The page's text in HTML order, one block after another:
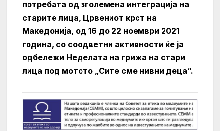
потребата од зголемена интеграција на
старите лица, Црвениот крст на
Македонија, од 16 до 22 ноември 2021
година, со соодветни активности ќе ја
одбележи Неделата на грижа на стари
лица под мотото „Сите сме нивни деца“.